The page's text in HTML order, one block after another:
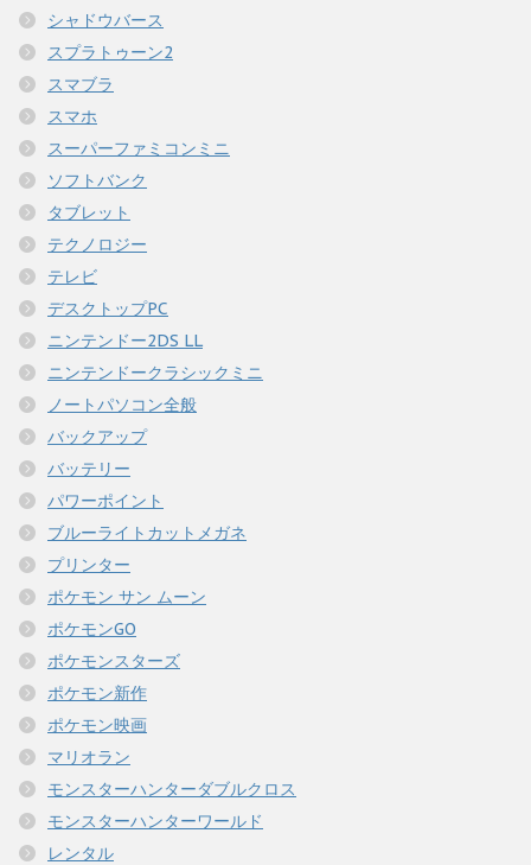
シャドウバース
スプラトゥーン2
スマブラ
スマホ
スーパーファミコンミニ
ソフトバンク
タブレット
テクノロジー
テレビ
デスクトップPC
ニンテンドー2DS LL
ニンテンドークラシックミニ
ノートパソコン全般
バックアップ
バッテリー
パワーポイント
ブルーライトカットメガネ
プリンター
ポケモン サン ムーン
ポケモンGO
ポケモンスターズ
ポケモン新作
ポケモン映画
マリオラン
モンスターハンターダブルクロス
モンスターハンターワールド
レンタル